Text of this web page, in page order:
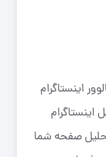
اینستاگرام
اینستاگرام
صفحه شما